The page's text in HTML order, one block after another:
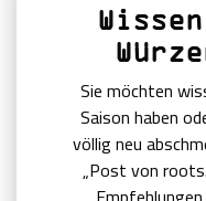
Sie möchten
Saison haben
völlig neu
„Post von